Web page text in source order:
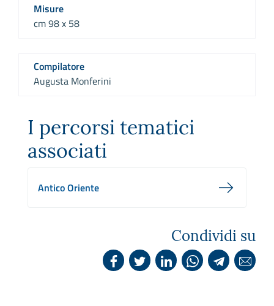
Misure
cm 98 x 58
Compilatore
Augusta Monferini
I percorsi tematici
associati
Antico Oriente
Condividi su